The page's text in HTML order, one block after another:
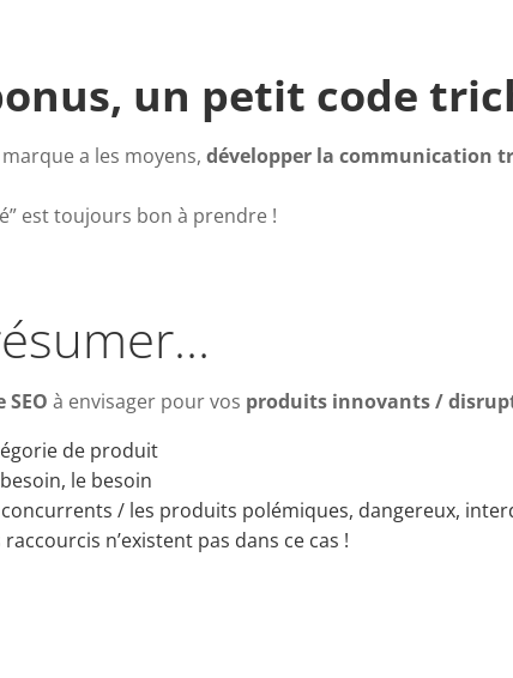
un petit code
marque a les moyens, développer la communication
est toujours bon à prendre !
à envisager pour vos produits innovants /
de produit
le besoin
/ les produits polémiques, dangereux,
n’existent pas dans ce cas !